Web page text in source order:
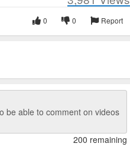
Report
0
0
be able to comment on videos
200 remaining